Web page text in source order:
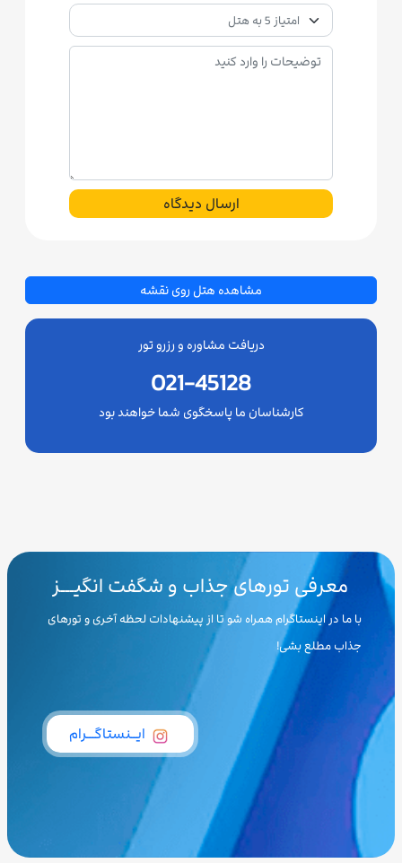
ارسال دیدگاه
مشاهده هتل روی نقشه
دریافت مشاوره و رزرو تور
021-45128
کارشناسان ما پاسخگوی شما خواهند بود
معرفی تورهای جذاب و شگفت انگیـــز
با ما در اینستاگرام همراه شو تا از پیشنهادات لحظه آخری و تورهای
جذاب مطلع بشی!
ایــنستاگـــرام